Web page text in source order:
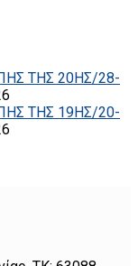
ΤΗΣ 20ΗΣ/28-
ΤΗΣ 19ΗΣ/20-